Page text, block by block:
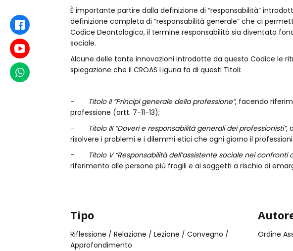
È importante partire dalla definizione di “responsabilità”
definizione completa di “responsabilità generale” che ci
Codice Deontologico, il termine responsabilità sia diventato
sociale.
Alcune delle tante innovazioni introdotte da questo Codice le
spiegazione che il CROAS Liguria fa di questi Titoli:
- Titolo II “Principi generale della professione”, facendo
professione (artt. 7-11-13);
- Titolo III “Doveri e responsabilità generali dei professionisti”,
risolvere i problemi e i dilemmi etici che ogni giorno il
- Titolo V “Responsabilità dell’assistente sociale nei confronti
riferimento alle persone più fragili e ai soggetti a rischio di
Tipo
Riflessione / Relazione / Lezione / Convegno /
Approfondimento
Ordine